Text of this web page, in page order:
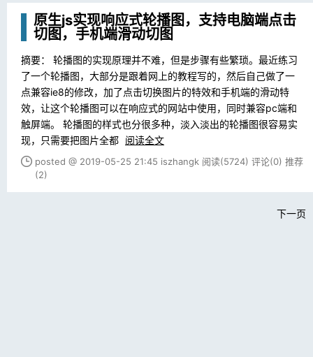
原生js实现响应式轮播图，支持电脑端点击
切图，手机端滑动切图
摘要： 轮播图的实现原理并不难，但是步骤有些繁琐。最近练习
了一个轮播图，大部分是跟着网上的教程写的，然后自己做了一
点兼容ie8的修改，加了点击切换图片的特效和手机端的滑动特
效，让这个轮播图可以在响应式的网站中使用，同时兼容pc端和
触屏端。 轮播图的样式也分很多种，淡入淡出的轮播图很容易实
现，只需要把图片全都 阅读全文
posted @ 2019-05-25 21:45 iszhangk 阅读(5724) 评论(0) 推荐
(2)
下一页